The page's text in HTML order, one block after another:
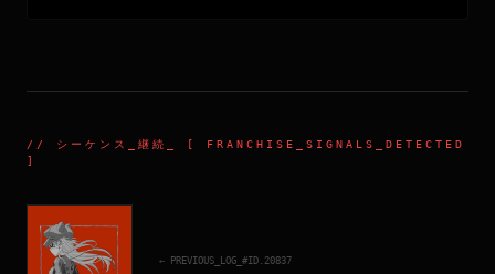
// シーケンス_継続
_ [ FRANCHISE_SIGNALS_DETECTED
]
← PREVIOUS_LOG_#ID. 20837